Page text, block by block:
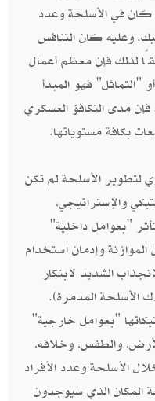
كان في الأسلحة وعدد
وعليه كان التنافس
لذلك فإن معظم أعمال
"التماثل" فهو المبدأ
مدى التكافؤ العسكري
بكافة مستوياتها.
لتطوير الأسلحة لم تكن
والإستراتيجي،
"بعوامل داخلية"
وإدمان استخدام
الشديد لابتكار
الأسلحة المدمرة).
"بعوامل خارجية"
والطقس، وخلافه،
الأسلحة وعدد الأفراد
المكان الذي سيوجدون